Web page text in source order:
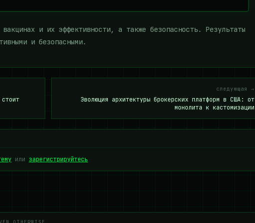
и их эффективности, а также безопасность. Результаты
и безопасными.
следующая →
Эволюция архитектуры брокерских платформ в США: от
монолита к кастомизации
или зарегистрируйтесь